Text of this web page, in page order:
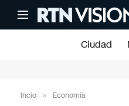
Ciudad
Incio » Economía